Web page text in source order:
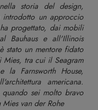
storia del design,
un approccio
progettato, dai mobili
Bauhaus e all'Illinois
stato un mentore fidato
tra cui il Seagram
la Farnsworth House,
americana.
quando sei molto bravo
van der Rohe